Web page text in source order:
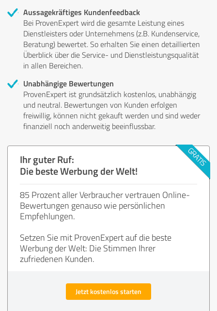
Aussagekräftiges Kundenfeedback
Bei ProvenExpert wird die gesamte Leistung eines
Dienstleisters oder Unternehmens (z.B. Kundenservice,
Beratung) bewertet. So erhalten Sie einen detaillierten
Überblick über die Service- und Dienstleistungsqualität
in allen Bereichen.
Unabhängige Bewertungen
ProvenExpert ist grundsätzlich kostenlos, unabhängig
und neutral. Bewertungen von Kunden erfolgen
freiwillig, können nicht gekauft werden und sind weder
finanziell noch anderweitig beeinflussbar.
Ihr guter Ruf:
Die beste Werbung der Welt!
85 Prozent aller Verbraucher vertrauen Online-
Bewertungen genauso wie persönlichen
Empfehlungen.
Setzen Sie mit ProvenExpert auf die beste
Werbung der Welt: Die Stimmen Ihrer
zufriedenen Kunden.
Jetzt kostenlos starten